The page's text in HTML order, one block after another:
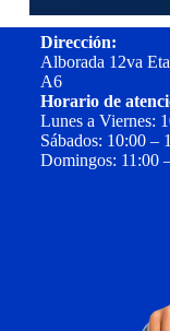
Dirección:
Alborada 12va
A6
Horario de
Lunes a Viernes:
Sábados: 10:00 –
Domingos: 11:00